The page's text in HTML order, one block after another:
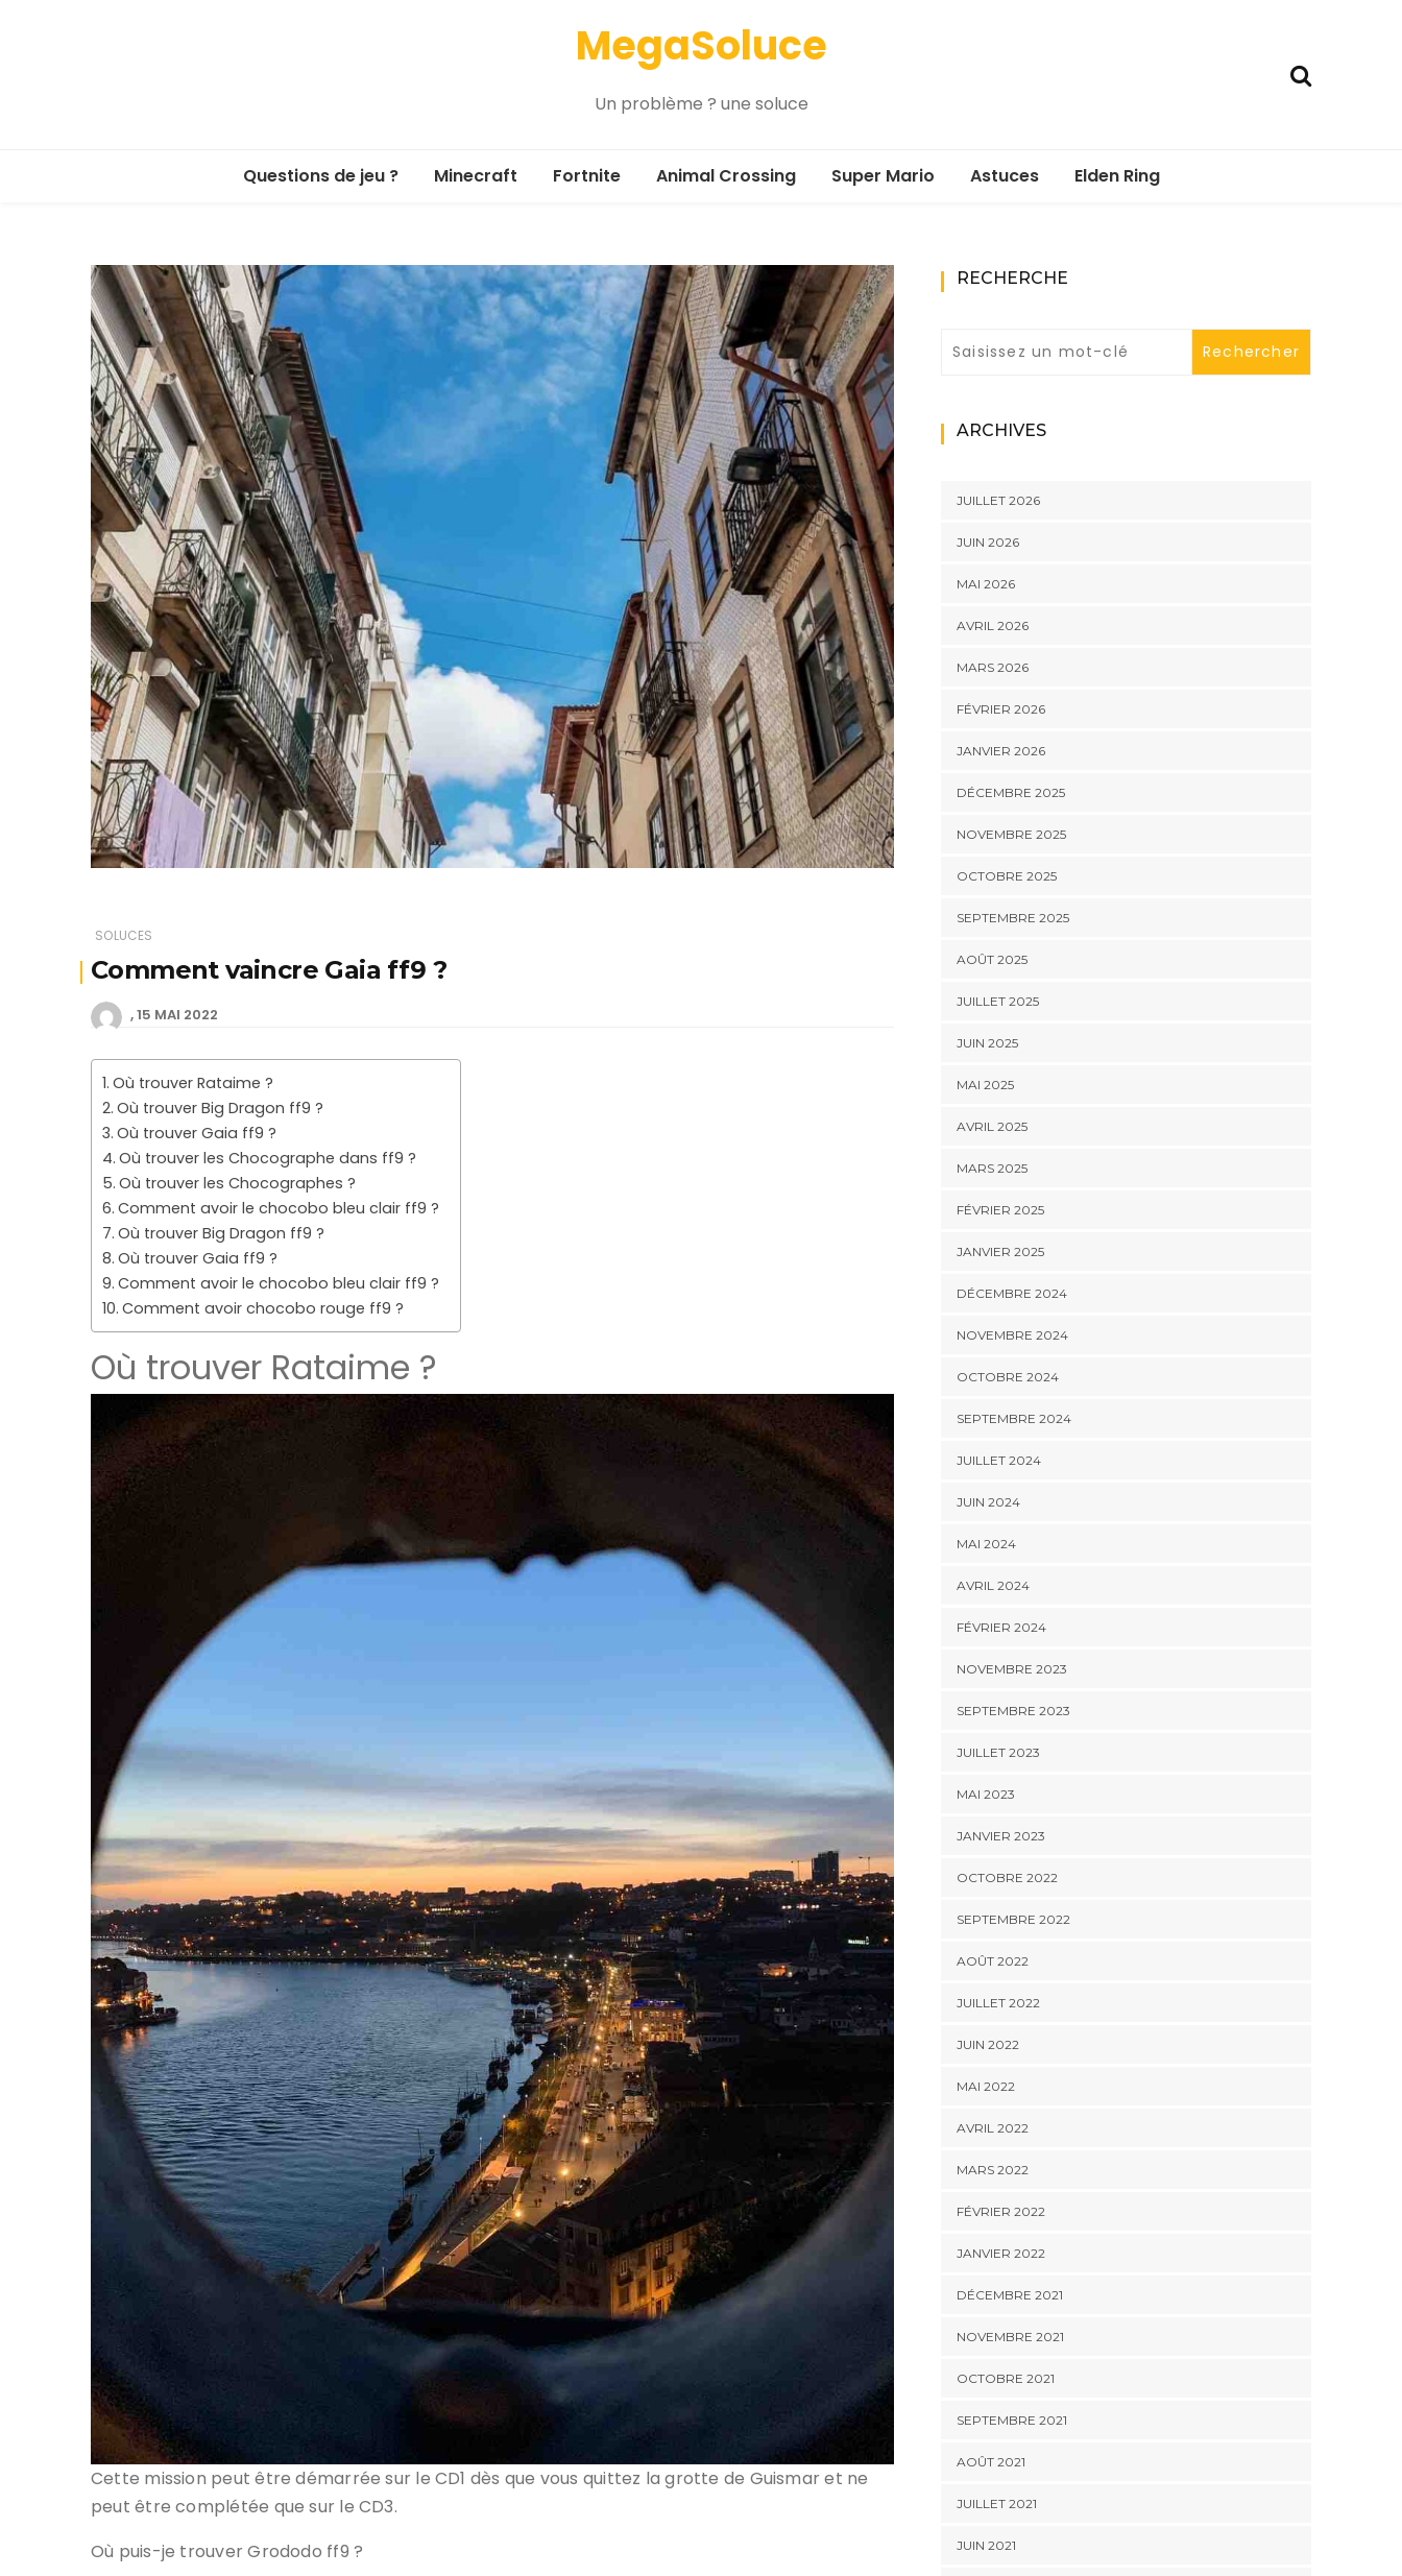
MegaSoluce
Un problème ? une soluce
Questions de jeu ? Minecraft Fortnite Animal Crossing Super Mario Astuces Elden Ring
SOLUCES
Comment vaincre Gaia ff9 ?
15 MAI 2022
Où trouver Rataime ?
Où trouver Big Dragon ff9 ?
Où trouver Gaia ff9 ?
Où trouver les Chocographe dans ff9 ?
Où trouver les Chocographes ?
Comment avoir le chocobo bleu clair ff9 ?
Où trouver Big Dragon ff9 ?
Où trouver Gaia ff9 ?
Comment avoir le chocobo bleu clair ff9 ?
Comment avoir chocobo rouge ff9 ?
Où trouver Rataime ?
Cette mission peut être démarrée sur le CD1 dès que vous quittez la grotte de Guismar et ne
peut être complétée que sur le CD3.
Où puis-je trouver Grododo ff9 ?
RECHERCHE
ARCHIVES
JUILLET 2026
JUIN 2026
MAI 2026
AVRIL 2026
MARS 2026
FÉVRIER 2026
JANVIER 2026
DÉCEMBRE 2025
NOVEMBRE 2025
OCTOBRE 2025
SEPTEMBRE 2025
AOÛT 2025
JUILLET 2025
JUIN 2025
MAI 2025
AVRIL 2025
MARS 2025
FÉVRIER 2025
JANVIER 2025
DÉCEMBRE 2024
NOVEMBRE 2024
OCTOBRE 2024
SEPTEMBRE 2024
JUILLET 2024
JUIN 2024
MAI 2024
AVRIL 2024
FÉVRIER 2024
NOVEMBRE 2023
SEPTEMBRE 2023
JUILLET 2023
MAI 2023
JANVIER 2023
OCTOBRE 2022
SEPTEMBRE 2022
AOÛT 2022
JUILLET 2022
JUIN 2022
MAI 2022
AVRIL 2022
MARS 2022
FÉVRIER 2022
JANVIER 2022
DÉCEMBRE 2021
NOVEMBRE 2021
OCTOBRE 2021
SEPTEMBRE 2021
AOÛT 2021
JUILLET 2021
JUIN 2021